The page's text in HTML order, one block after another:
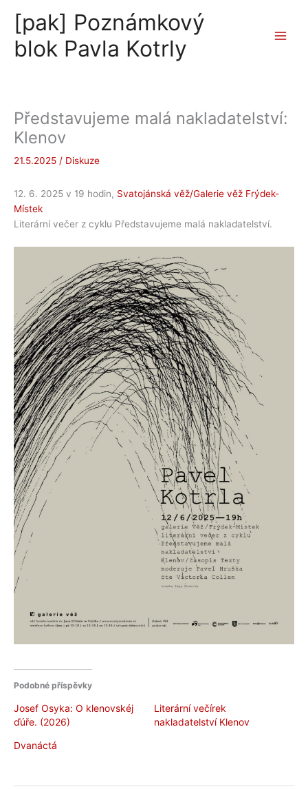
obsah
[pak] Poznámkový
blok Pavla Kotrly
Představujeme malá nakladatelství:
Klenov
21.5.2025 / Diskuze
12. 6. 2025 v 19 hodin, Svatojánská věž/Galerie věž Frýdek-
Místek
Literární večer z cyklu Představujeme malá nakladatelství.
Podobné příspěvky
Josef Osyka: O klenovskéj
ďúře. (2026)
Literární večírek
nakladatelství Klenov
Dvanáctá